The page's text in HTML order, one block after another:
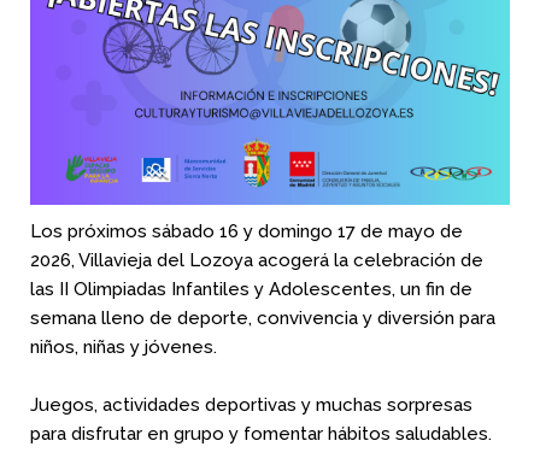
Los próximos sábado 16 y domingo 17 de mayo de
2026, Villavieja del Lozoya acogerá la celebración de
las II Olimpiadas Infantiles y Adolescentes, un fin de
semana lleno de deporte, convivencia y diversión para
niños, niñas y jóvenes.
Juegos, actividades deportivas y muchas sorpresas
para disfrutar en grupo y fomentar hábitos saludables.